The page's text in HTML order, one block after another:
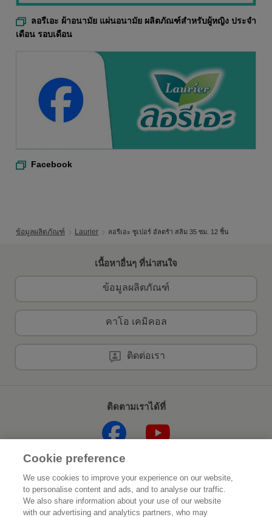
ลอรีเอะ ผ้าอนามัย แผ่นอนามัย ผลิตภัณฑ์สำหรับผู้หญิง ประจำ
เดือน รอบเดือน
Facebook
ข้อมูลผลิตภัณฑ์ Laurier ลอรีเอะ ซูเปอร์ อัลตร้า สลิม 35 ซม. 12 ชิ้น
เนื้อหาอื่นๆ ที่น่าสนใจ
ข้อมูลผลิตภัณฑ์
คาโอ เคมิคอล
ติดต่อเรา
ติดตามเราได้ที่
หน้าแรก เกี่ยวกับคาโอ
ความยั่งยืน นวัตกรรม
Cookie preference
We use cookies to improve your experience on our website,
to personalise content and ads, and to analyse our traffic.
We also share information about your use of our website
with our advertising and analytics partners, who may